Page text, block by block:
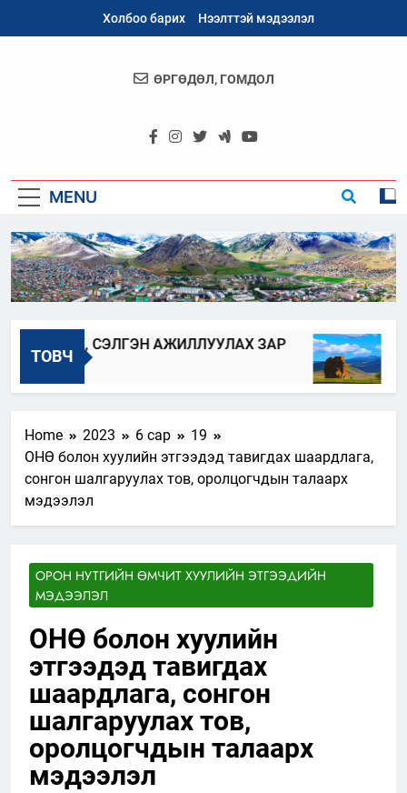
Холбоо барих Нээлттэй мэдээлэл
Архангай
ӨРГӨДӨЛ, ГОМДОЛ
MENU
ТОВЧ
СЭЛГЭН АЖИЛЛУУЛАХ ЗАР
Home 2023 6 сар
19
ОНӨ болон хуулийн этгээдэд тавигдах шаардлага,
сонгон шалгаруулах тов, оролцогчдын талаарх
мэдээлэл
ОРОН НУТГИЙН ӨМЧИТ ХУУЛИЙН ЭТГЭЭДИЙН
МЭДЭЭЛЭЛ
ОНӨ болон хуулийн
этгээдэд тавигдах
шаардлага, сонгон
шалгаруулах тов,
оролцогчдын талаарх
мэдээлэл